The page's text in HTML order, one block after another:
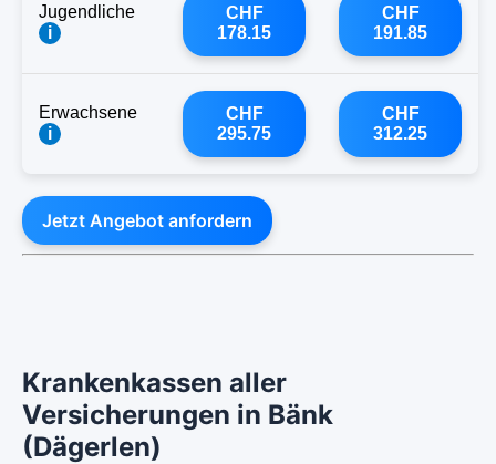
Jugendliche
i
CHF
178.15
CHF
191.85
Erwachsene
i
CHF
295.75
CHF
312.25
Jetzt Angebot anfordern
Krankenkassen aller
Versicherungen in Bänk
(Dägerlen)